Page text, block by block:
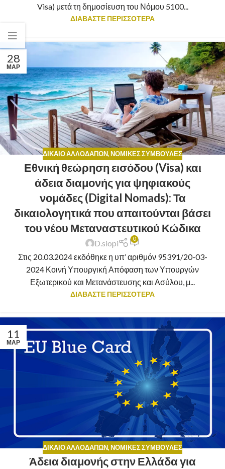
Visa) μετά τη δημοσίευση του Νόμου 5100...
ΔΙΑΒΑΣΤΕ ΠΕΡΙΣΣΟΤΕΡΑ
28
ΜΑΡ
ΔΊΚΑΙΟ ΑΛΛΟΔΑΠΏΝ,ΝΟΜΙΚΈΣ ΣΥΜΒΟΥΛΈΣ
Εθνική θεώρηση εισόδου (Visa) και
άδεια διαμονής για ψηφιακούς
νομάδες (Digital Nomads): Τα
δικαιολογητικά που απαιτούνται βάσει
του νέου Μεταναστευτικού Κώδικα
D.siopi 0
Στις 20.03.2024 εκδόθηκε η υπ’ αριθμόν 95391/20-03-
2024 Κοινή Υπουργική Απόφαση των Υπουργών
Εξωτερικού και Μετανάστευσης και Ασύλου, μ...
ΔΙΑΒΑΣΤΕ ΠΕΡΙΣΣΟΤΕΡΑ
11
ΜΑΡ
ΔΊΚΑΙΟ ΑΛΛΟΔΑΠΏΝ,ΝΟΜΙΚΈΣ ΣΥΜΒΟΥΛΈΣ
Άδεια διαμονής στην Ελλάδα για